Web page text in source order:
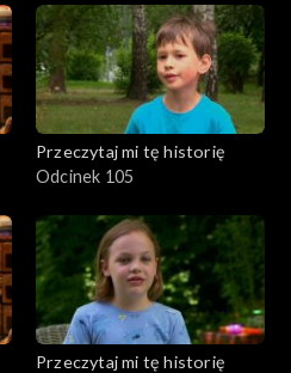
Przeczytaj mi tę historię
Odcinek 105
Przeczytaj mi tę historię